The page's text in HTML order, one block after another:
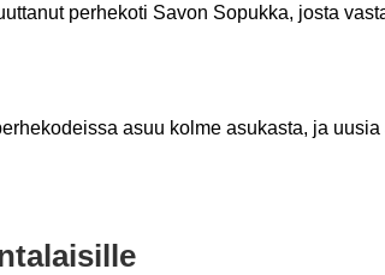
per­he­ko­ti Savon So­puk­ka, josta
asuu kolme asu­kas­ta, ja